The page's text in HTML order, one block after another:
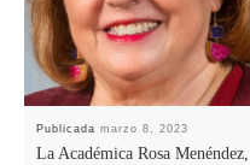
Publicadamarzo 8, 2023
La Académica Rosa Menéndez,